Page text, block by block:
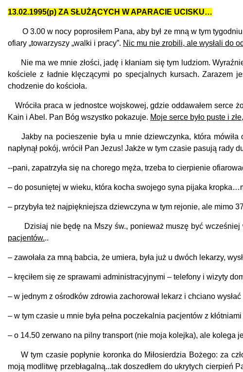
13.02.1995(p) ZA SŁUŻĄCYCH W APARACIE UCISKU…
O 3.00 w nocy poprosiłem Pana, aby był ze mną w tym
ofiary „towarzyszy „walki i pracy”. Nic mu nie zrobili, ale wysłali do
Nie ma we mnie złości, jadę i kłaniam się tym ludziom.
kościele z ładnie klęczącymi po specjalnych kursach.
chodzenie do kościoła.
Wróciła praca w jednostce wojskowej, gdzie oddawałem serce
Kain i Abel. Pan Bóg wszystko pokazuje. Moje serce było puste i
Jakby na pocieszenie była u mnie dziewczynka, która
napłynął pokój, wrócił Pan Jezus! Jakże w tym czasie pasują rady
--pani, zapatrzyła się na chorego męża, trzeba to cierpienie
– do posuniętej w wieku, która kocha swojego syna pijaka
– przybyła też najpiękniejsza dziewczyna w tym rejonie, ale mimo
Dzisiaj nie będę na Mszy św., ponieważ muszę być wcześniej
pacjentów...
– zawołała za mną babcia, że umiera, była już u dwóch lekarzy,
– kręciłem się ze sprawami administracyjnymi – telefony i wizyty
– w jednym z ośrodków zdrowia zachorował lekarz i chciano
– w tym czasie u mnie była pełna
– o 14.50 zerwano na pilny transport (nie moja kolejka), ale kolega
W tym czasie popłynie koronka do Miłosierdzia Bożego: za
moją modlitwę przebłagalną...tak doszedłem do ukrytych cierpień